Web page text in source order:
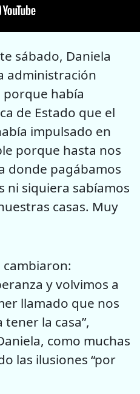
sábado, Daniela
administración
había
de Estado que el
impulsado en
porque hasta nos
donde pagábamos
ni siquiera sabíamos
casas. Muy
cambiaron:
y volvimos a
llamado que nos
la casa”,
como muchas
las ilusiones “por